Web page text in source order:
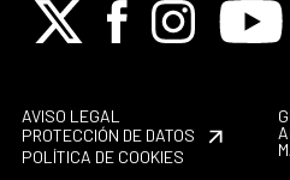
X FacebookInstagramYoutube
AVISO LEGAL
PROTECCIÓN DE DATOS
POLÍTICA DE COOKIES